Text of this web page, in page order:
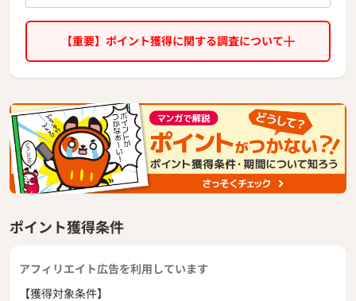
【重要】ポイント獲得に関する調査について
ポイント獲得条件
アフィリエイト広告を利用しています
【獲得対象条件】